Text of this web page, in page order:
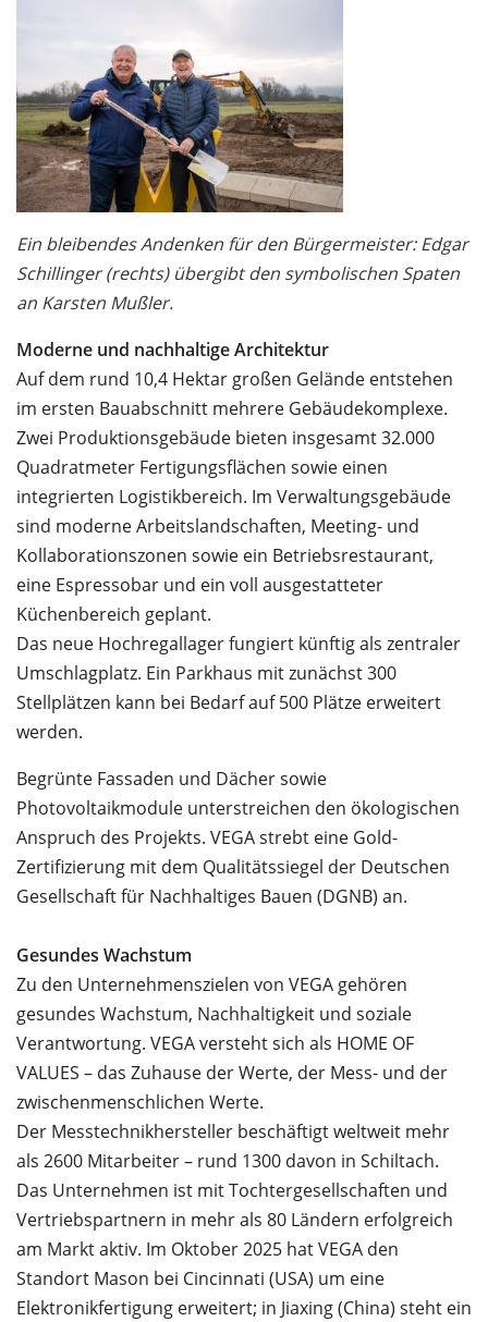
Ein bleibendes Andenken für den Bürgermeister:Edgar
Schillinger (rechts) übergibt den symbolischen Spaten
an Karsten Mußler.
Moderne und nachhaltige Architektur
Auf dem rund 10,4 Hektar großen Gelände entstehen
im ersten Bauabschnitt mehrere Gebäudekomplexe.
Zwei Produktionsgebäude bieten insgesamt 32.000
Quadratmeter Fertigungsflächen sowie einen
integrierten Logistikbereich. Im Verwaltungsgebäude
sind moderne Arbeitslandschaften, Meeting- und
Kollaborationszonen sowie ein Betriebsrestaurant,
eine Espressobar und ein voll ausgestatteter
Küchenbereich geplant.
Das neue Hochregallager fungiert künftig als zentraler
Umschlagplatz. Ein Parkhaus mit zunächst 300
Stellplätzen kann bei Bedarf auf 500 Plätze erweitert
werden.
Begrünte Fassaden und Dächer sowie
Photovoltaikmodule unterstreichen den ökologischen
Anspruch des Projekts. VEGA strebt eine Gold-
Zertifizierung mit dem Qualitätssiegel der Deutschen
Gesellschaft für Nachhaltiges Bauen (DGNB) an.
Gesundes Wachstum
Zu den Unternehmenszielen von VEGA gehören
gesundes Wachstum, Nachhaltigkeit und soziale
Verantwortung. VEGA versteht sich als HOME OF
VALUES – das Zuhause der Werte, der Mess- und der
zwischenmenschlichen Werte.
Der Messtechnikhersteller beschäftigt weltweit mehr
als 2600 Mitarbeiter – rund 1300 davon in Schiltach.
Das Unternehmen ist mit Tochtergesellschaften und
Vertriebspartnern in mehr als 80 Ländern erfolgreich
am Markt aktiv. Im Oktober 2025 hat VEGA den
Standort Mason bei Cincinnati (USA) um eine
Elektronikfertigung erweitert; in Jiaxing (China) steht ein